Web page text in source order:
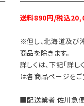
送料890円/税込
※但し、北海道及び
商品を除きます。
詳しくは、下記「詳
は各商品ページをご
■配送業者 佐川急